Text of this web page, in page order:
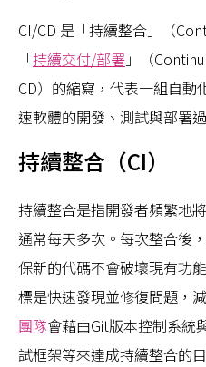
CI/CD 是「持續整合」（
「持續交付/部署 」（
CD）的縮寫，代表一組自動
速軟體的開發、測試與部署
持續整合（CI）
持續整合是指開發者頻繁地
通常每天多次。每次整合後
保新的代碼不會破壞現有功
標是快速發現並修復問題，
團隊會藉由Git版本控制系統
試框架等來達成持續整合的